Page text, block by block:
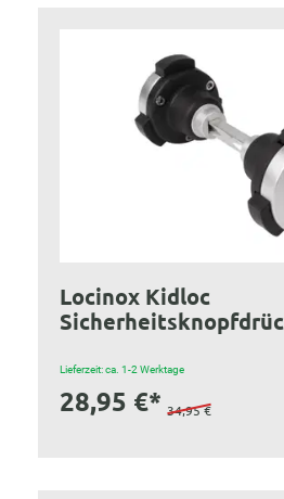
Locinox Kidloc
Lieferzeit: ca. 1-2 Werktage
28,95 €* 34,95 €